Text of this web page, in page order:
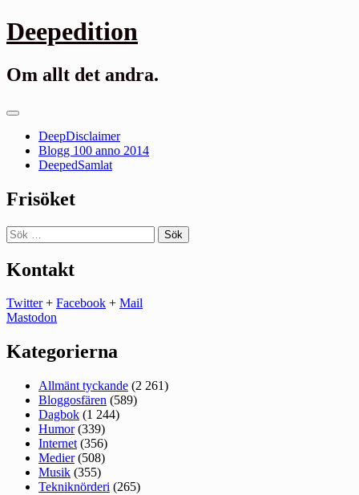
Gå
till
Deepedition
Om allt det andra.
Primär
DeepDisclaimer
Blogg 100 anno 2014
DeepedSamlat
Frisöket
Sök
efter:
Kontakt
Twitter+ Facebook + Mail
Mastodon
Kategorierna
Allmänt tyckande (2 261)
Bloggosfären (589)
Dagbok (1 244)
Humor(339)
Internet (356)
Medier(508)
Musik (355)
Tekniknörderi (265)